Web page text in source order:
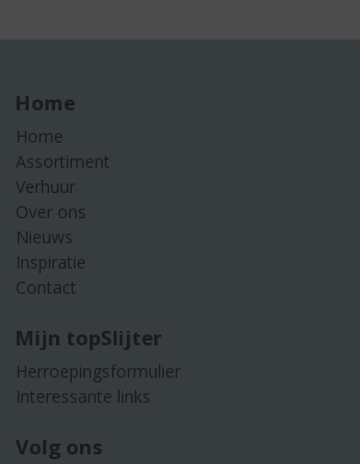
Home
Home
Assortiment
Verhuur
Over ons
Nieuws
Inspiratie
Contact
Mijn topSlijter
Herroepingsformulier
Interessante links
Volg ons